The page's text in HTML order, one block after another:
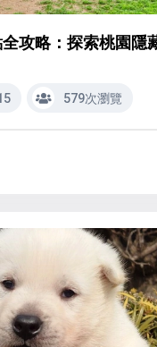
攻略：探索桃園隱
579次瀏覽